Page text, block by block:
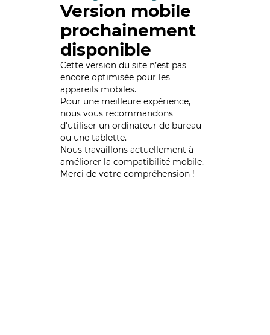
Version mobile
prochainement
disponible
Cette version du site n’est pas
encore optimisée pour les
appareils mobiles.
Pour une meilleure expérience,
nous vous recommandons
d'utiliser un ordinateur de bureau
ou une tablette.
Nous travaillons actuellement à
améliorer la compatibilité mobile.
Merci de votre compréhension !